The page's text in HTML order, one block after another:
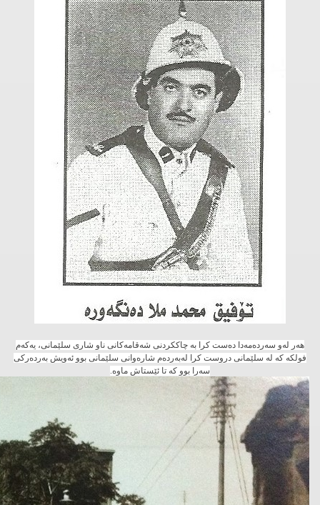
هه‌ر له‌و سه‌رده‌مه‌دا ده‌ست كرا به‌ چاككردنی شه‌قامه‌كانی ناو شاری سلێمانی، یه‌كه‌م
فولكه‌ كه‌ له‌ سلێمانی دروست كرا له‌به‌رده‌م شاره‌وانی سلێمانی بوو ئه‌ویش به‌رده‌ركی
سه‌را بوو كه‌ تا ئێستاش ماوه‌.